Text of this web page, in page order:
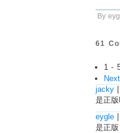
By
61
1 -
jacky |
是正
eygle |
是正版